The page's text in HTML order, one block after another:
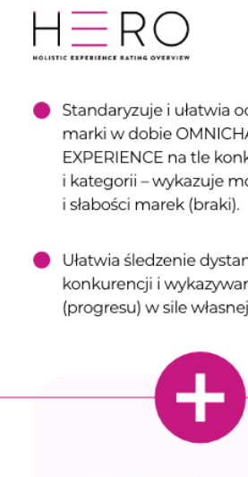
Exposure
efekt świeżości,